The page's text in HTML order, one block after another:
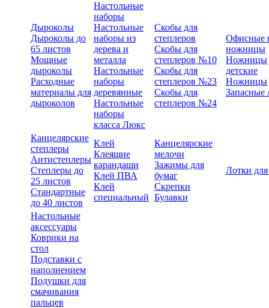
Дыроколы
Дыроколы до
65 листов
Мощные
дыроколы
Расходные
материалы для
дыроколов
Настольные
наборы
Настольные
наборы из
дерева и
металла
Настольные
наборы
деревянные
Настольные
наборы
класса Люкс
Скобы для
степлеров
Скобы для
степлеров №10
Скобы для
степлеров №23
Скобы для
степлеров №24
Офисные
ножницы
Ножницы
детские
Ножницы
Запасные
Канцелярские
степлеры
Антистеплеры
Степлеры до
25 листов
Стандартные
до 40 листов
Клей
Клеящие
карандаши
Клей ПВА
Клей
специальный
Канцелярские
мелочи
Зажимы для
бумаг
Скрепки
Булавки
Лотки
Настольные
аксессуары
Коврики на
стол
Подставки с
наполнением
Подушки для
смачивания
пальцев